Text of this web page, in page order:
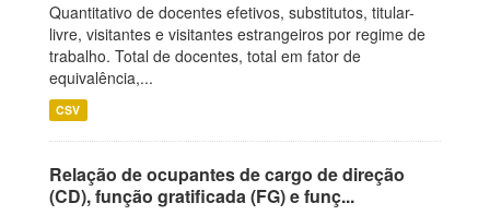
Quantitativo de docentes efetivos, substitutos, titular-
livre, visitantes e visitantes estrangeiros por regime de
trabalho. Total de docentes, total em fator de
equivalência,...
CSV
Relação de ocupantes de cargo de direção
(CD), função gratificada (FG) e funç...